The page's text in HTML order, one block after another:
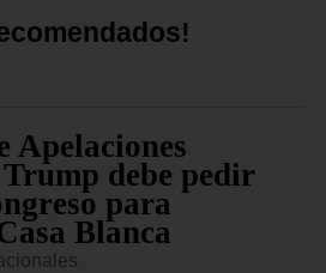
comend ad os!
Apelaciones
debe pedir
para
Blanca